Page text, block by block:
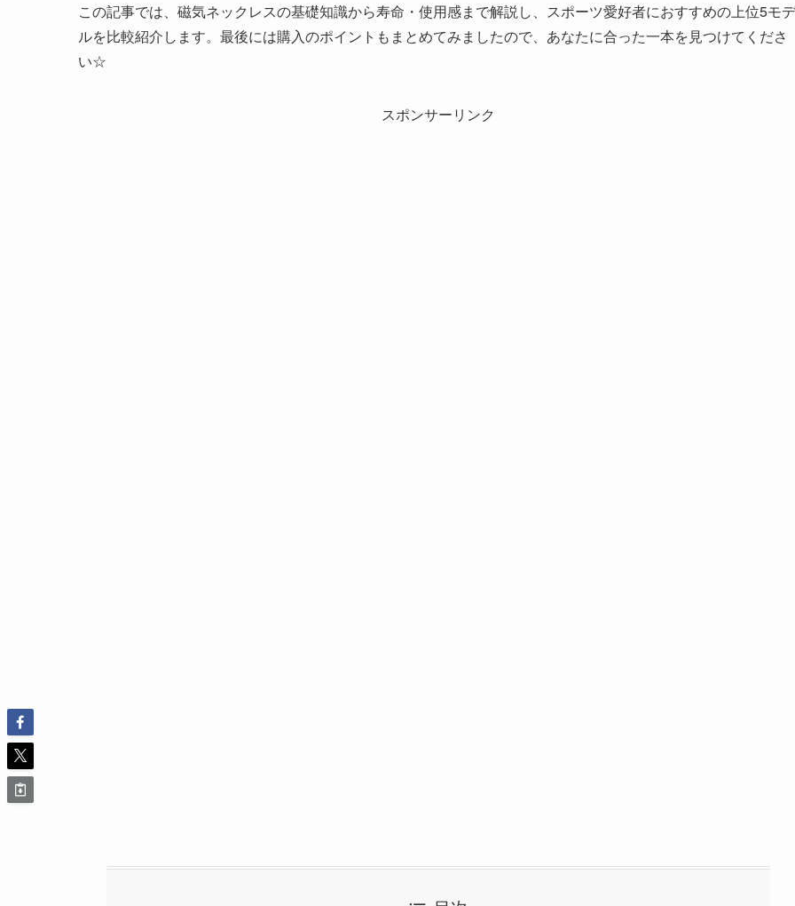
この記事では、磁気ネックレスの基礎知識から寿命・使用感まで解説し、スポーツ愛好者におすすめの上位5モデ
ルを比較紹介します。最後には購入のポイントもまとめてみましたので、あなたに合った一本を見つけてくださ
い☆
スポンサーリンク